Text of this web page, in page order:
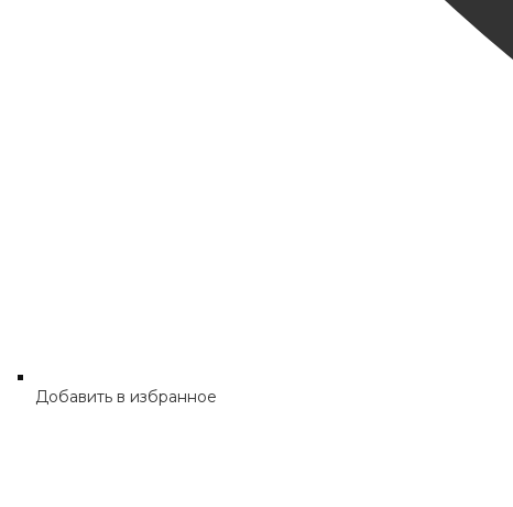
Добавить в избранное